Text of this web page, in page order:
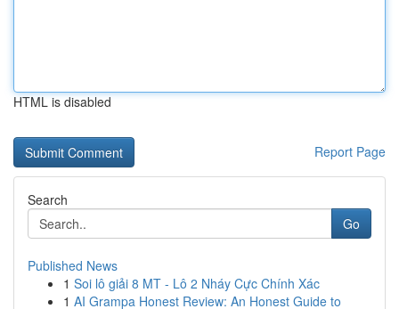
HTML is disabled
Report Page
Search
Go
Published News
1 Soi lô giải 8 MT - Lô 2 Nháy Cực Chính Xác
1 AI Grampa Honest Review: An Honest Guide to